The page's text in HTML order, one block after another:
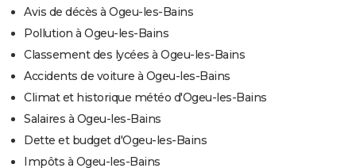
Avis de décès à Ogeu-les-Bains
Pollution à Ogeu-les-Bains
Classement des lycées à Ogeu-les-Bains
Accidents de voiture à Ogeu-les-Bains
Climat et historique météo d'Ogeu-les-Bains
Salaires à Ogeu-les-Bains
Dette et budget d'Ogeu-les-Bains
Impôts à Ogeu-les-Bains